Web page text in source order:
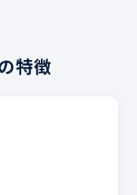
特徴